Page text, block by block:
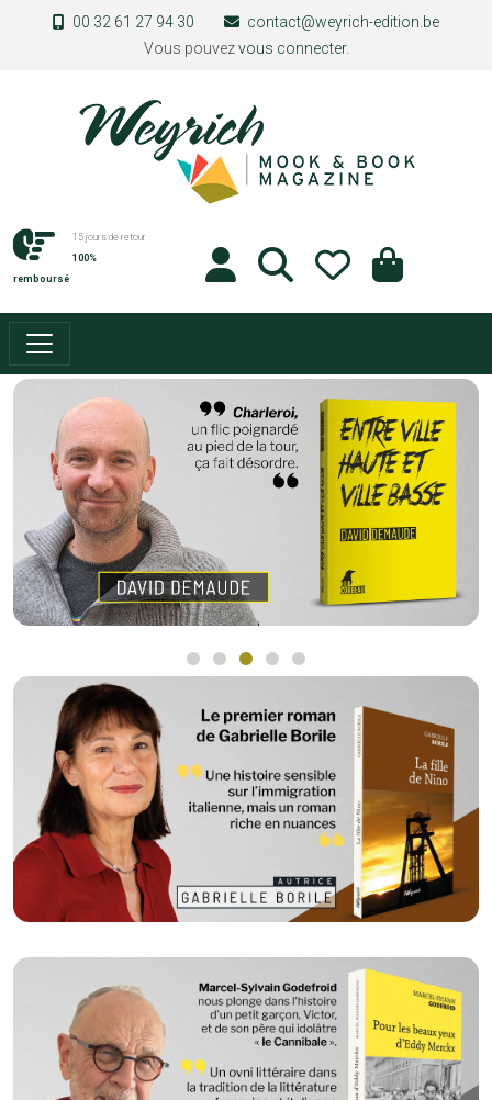
Aller au contenu principal
00 32 61 27 94 30
contact@weyrich-edition.be
Vous pouvezvous connecter.
15 jours de retour
100%
remboursé